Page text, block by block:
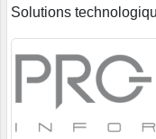
Solutions